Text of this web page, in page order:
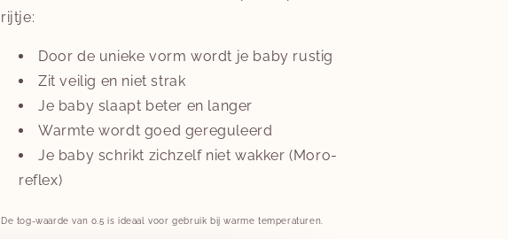
rijtje:
Door de unieke vorm wordt je baby rustig
Zit veilig en niet strak
Je baby slaapt beter en langer
Warmte wordt goed gereguleerd
Je baby schrikt zichzelf niet wakker (Moro-
reflex)
De tog-waarde van 0.5 is ideaal voor gebruik bij warme temperaturen.